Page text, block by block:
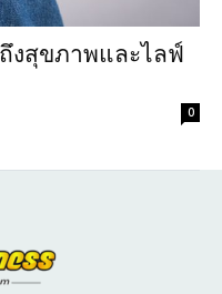
งสุขภาพและไลฟ์
0